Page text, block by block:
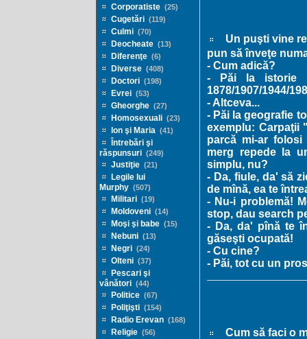
Corporatiste (25)
Cugetări (119)
Culmi (70)
Deocheate (13)
Diferenţe (6)
Diverse (408)
Doctori (198)
Evrei (53)
Gheorghe (27)
Homosexuali (23)
Ion şi Maria (41)
Întrebări şi
răspunsuri (249)
Justiţie (21)
Legile lui
Murphy (507)
Militari (19)
Moldoveni (14)
Moşi şi babe (15)
Nebuni (13)
Negri (24)
Olteni (37)
Pescari şi
vânători (44)
Politice (67)
Poliţişti (154)
Radio Erevan (168)
Religie (56)
Un puşti vine
pun să înveţe
- Cum adică?
- Păi la istorie
1878/1907/1944/
- Altceva...
- Păi la geografie
exemplu: Carpaţii
parcă mi-ar
merg repede la
simplu, nu?
- Da, fiule, da' să
de mînă, ea te
- Nu-i problemă!
stop, dau search
- Da, da' pînă te
găseşti ocupată!
- Cu cine?
- Păi, tot cu un
Cum să faci o